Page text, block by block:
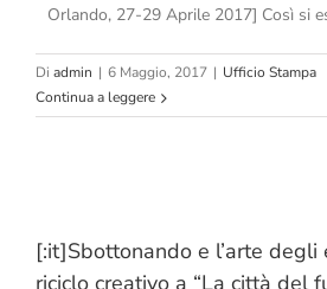
Orlando, 27-29 Aprile 2017] Così si
Di admin | 6 Maggio, 2017 | Ufficio Stampa
Continua a leggere
[:it]Sbottonando e l’arte degli
riciclo creativo a “La città del